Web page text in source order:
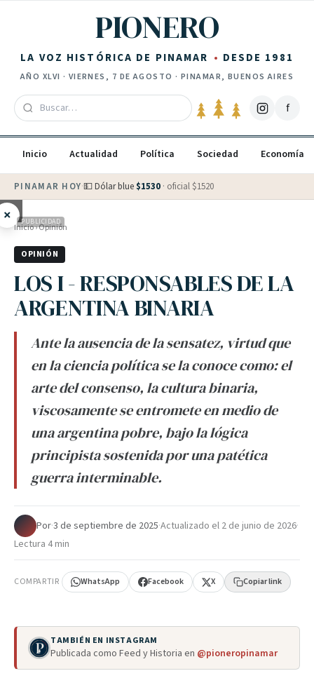
PIONERO
LA VOZ HISTÓRICA DE PINAMAR DESDE 1981
AÑO XLVI · VIERNES, 7 DE AGOSTO · PINAMAR, BUENOS AIRES
f
Inicio Actualidad Política Sociedad Economía
PINAMAR HOY·💵 Dólar blue $1530 · oficial $1520
× PUBLICIDAD
Inicio›Opinión
OPINIÓN
LOS I - RESPONSABLES DE LA
ARGENTINA BINARIA
Ante la ausencia de la sensatez, virtud que
en la ciencia política se la conoce como: el
arte del consenso, la cultura binaria,
viscosamente se entromete en medio de
una argentina pobre, bajo la lógica
principista sostenida por una patética
guerra interminable.
Por·3 de septiembre de 2025·Actualizado el 2 de junio de 2026·
Lectura 4 min
COMPARTIR WhatsApp Facebook X Copiar link
TAMBIÉN EN INSTAGRAM
Publicada como Feed y Historia en @pioneropinamar